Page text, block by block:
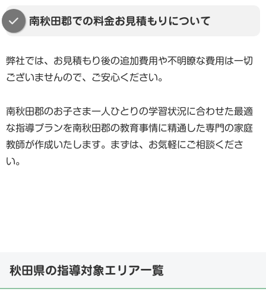
南秋田郡での料金お見積もりについて
弊社では、お見積もり後の追加費用や不明瞭な費用は一切
ございませんので、ご安心ください。
南秋田郡のお子さま一人ひとりの学習状況に合わせた最適
な指導プランを南秋田郡の教育事情に精通した専門の家庭
教師が作成いたします。まずは、お気軽にご相談くださ
い。
秋田県の指導対象エリア一覧